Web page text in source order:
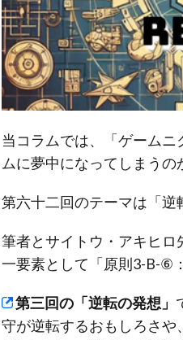
当コラムでは、「ゲーム
ムに夢中になってしまうの
第六十二回のテーマは「逆
筆者とサイトウ・アキヒ
一要素として「原則3-B-⑥
第三回の「逆転の発想」
守が逆転するおもしろさ